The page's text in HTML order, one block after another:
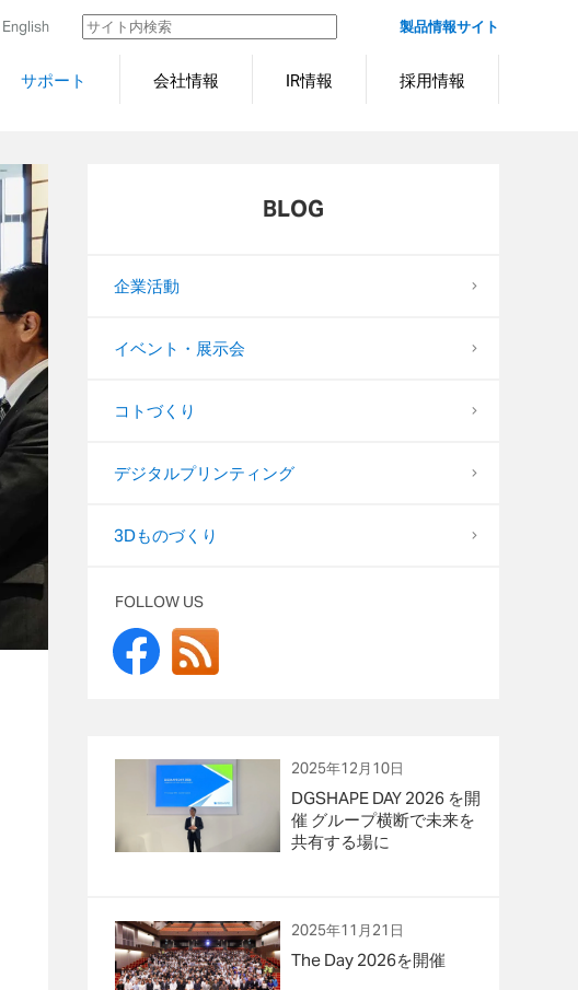
English 製品情報サイト
サポート 会社情報 IR情報 採用情報
BLOG
企業活動
イベント・展示会
コトづくり
デジタルプリンティング
3Dものづくり
FOLLOW US
2025年12月10日
DGSHAPE DAY 2026 を開
催 グループ横断で未来を
共有する場に
2025年11月21日
The Day 2026を開催